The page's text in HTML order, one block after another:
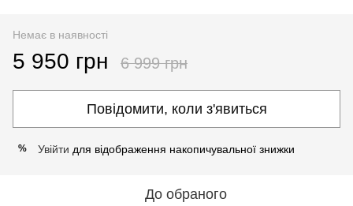
Немає в наявності
5 950 грн 6 999 грн
Повідомити, коли з'явиться
% Увійти для відображення накопичувальної знижки
До обраного